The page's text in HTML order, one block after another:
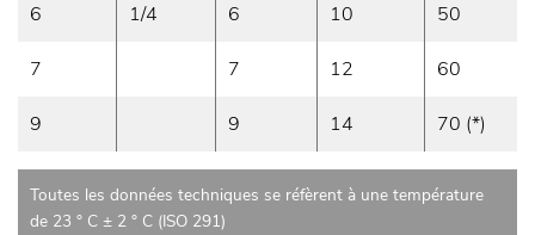
6 1/4 6 10 50
7 7 12 60
9 9 14 70 (*)
Toutes les données techniques se réfèrent à une température
de 23 ° C ± 2 ° C (ISO 291)